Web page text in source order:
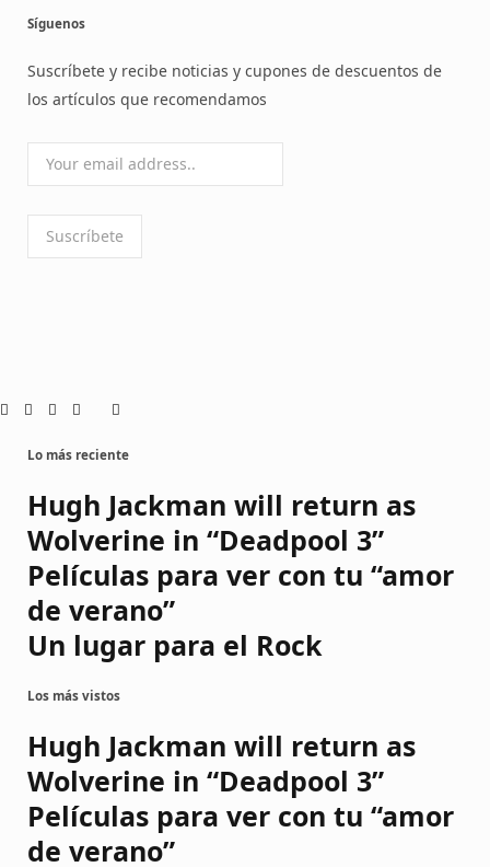
Síguenos
Suscríbete y recibe noticias y cupones de descuentos de
los artículos que recomendamos
Lo más reciente
Hugh Jackman will return as
Wolverine in “Deadpool 3”
Películas para ver con tu “amor
de verano”
Un lugar para el Rock
Los más vistos
Hugh Jackman will return as
Wolverine in “Deadpool 3”
Películas para ver con tu “amor
de verano”